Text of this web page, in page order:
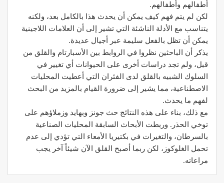
أطفالهم وأطفالهم.
لكن لم يتم فهم كيف يمكن أن يحدث هذا بالكامل بعد، ولكنه
يتناسب مع الأدلة الناشئة التي تشير إلى أن العلامات اللاجينية
يمكن أن تظل بالفعل سليمة عبر أجيال عديدة.
يذكر أن الباحثين نظروا في الروابط بين الأسبارتام والقلق من
قبل، ولم تجد دراسات أخرى على الحيوانات أي تغيير في
السلوك الشبيه بالقلق لدى الفئران التي أعطيت المحليات
الاصطناعية، مما يشير إلى ضرورة القيام بالمزيد من البحث
لفهم ما يحدث.
مع ذلك، بناء على هذه النتائج حث جونز وبهايد وزملاؤهم على
توخي الحذر. وربطت الأبحاث السابقة المحليات الصناعية
بالسرطان، والتغيرات في بكتيريا الأمعاء التي تؤدي إلى عدم
تحمل الغلوكوز، لكن ربما أصبح القلق الآن شيئاً آخر يجب
مراعاته.